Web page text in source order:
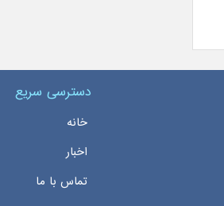
دسترسی سریع
خانه
اخبار
تماس با ما